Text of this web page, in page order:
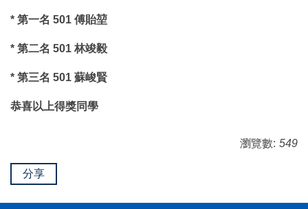
* 第一名 501 傅貽堃
* 第二名 501 林竣毅
* 第三名 501 蘇峻賢
恭喜以上得獎同學
瀏覽數: 549
分享